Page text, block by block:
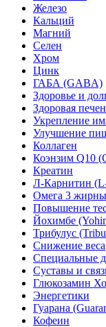
Железо
Кальций
Магний
Селен
Хром
Цинк
ГАБА (GABA)
Здоровье и
Здоровая
Укрепление
Улучшение
Коллаген
Коэнзим Q10
Креатин
Л-Карнитин
Омега 3
Повышение
Йохимбе
Трибулус
Снижение веса
Специальные
Суставы и
Глюкозамин
Энергетики
Гуарана
Кофеин